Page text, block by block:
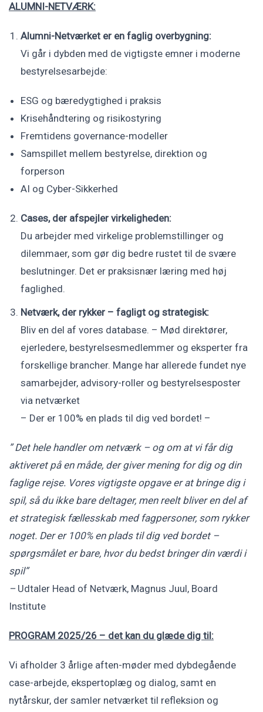
ALUMNI-NETVÆRK:
Alumni-Netværket er en faglig overbygning:
Vi går i dybden med de vigtigste emner i moderne
bestyrelsesarbejde:
ESG og bæredygtighed i praksis
Krisehåndtering og risikostyring
Fremtidens governance-modeller
Samspillet mellem bestyrelse, direktion og
forperson
AI og Cyber-Sikkerhed
Cases, der afspejler virkeligheden:
Du arbejder med virkelige problemstillinger og
dilemmaer, som gør dig bedre rustet til de svære
beslutninger. Det er praksisnær læring med høj
faglighed.
Netværk, der rykker – fagligt og strategisk:
Bliv en del af vores database. – Mød direktører,
ejerledere, bestyrelsesmedlemmer og eksperter fra
forskellige brancher. Mange har allerede fundet nye
samarbejder, advisory-roller og bestyrelsesposter
via netværket
– Der er 100% en plads til dig ved bordet! –
” Det hele handler om netværk – og om at vi får dig
aktiveret på en måde, der giver mening for dig og din
faglige rejse. Vores vigtigste opgave er at bringe dig i
spil, så du ikke bare deltager, men reelt bliver en del af
et strategisk fællesskab med fagpersoner, som rykker
noget. Der er 100% en plads til dig ved bordet –
spørgsmålet er bare, hvor du bedst bringer din værdi i
spil”
–Udtaler Head of Netværk, Magnus Juul, Board
Institute
PROGRAM 2025/26 – det kan du glæde dig til:
Vi afholder 3 årlige aften-møder med dybdegående
case-arbejde, ekspertoplæg og dialog, samt en
nytårskur, der samler netværket til refleksion og